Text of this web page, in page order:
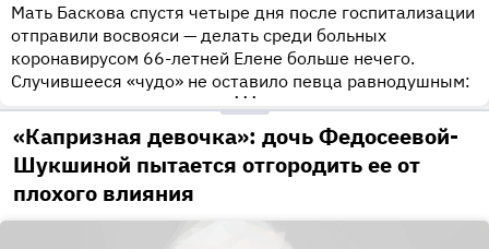
Мать Баскова спустя четыре дня после госпитализации
отправили восвояси — делать среди больных
коронавирусом 66-летней Елене больше нечего.
Случившееся «чудо» не оставило певца равнодушным:
•••
«Капризная девочка»: дочь Федосеевой-
Шукшиной пытается отгородить ее от
плохого влияния